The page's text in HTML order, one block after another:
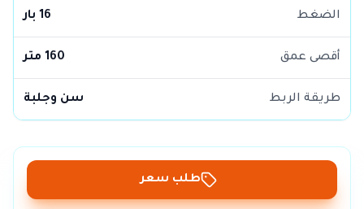
الضغط 16 بار
أقصى عمق 160 متر
طريقة الربط سن وجلبة
طلب سعر